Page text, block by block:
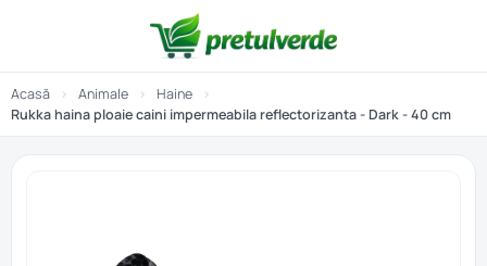
Acasă › Animale › Haine
›
Rukka haina ploaie caini impermeabila reflectorizanta - Dark - 40 cm